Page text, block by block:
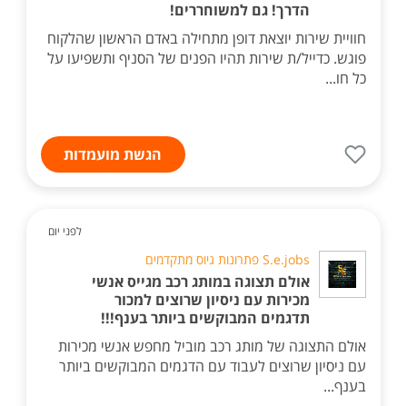
הדרך! גם למשוחררים!
חוויית שירות יוצאת דופן מתחילה באדם הראשון שהלקוח
פוגש. כדייל/ת שירות תהיו הפנים של הסניף ותשפיעו על
כל חו...
הגשת מועמדות
לפני יום
S.e.jobs פתרונות גיוס מתקדמים
אולם תצוגה במותג רכב מגייס אנשי
מכירות עם ניסיון שרוצים למכור
תדגמים המבוקשים ביותר בענף!!!
אולם התצוגה של מותג רכב מוביל מחפש אנשי מכירות
עם ניסיון שרוצים לעבוד עם הדגמים המבוקשים ביותר
בענף...